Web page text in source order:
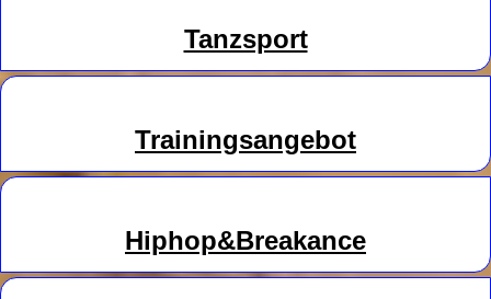
Tanzsport
Trainingsangebot
Hiphop&Breakance